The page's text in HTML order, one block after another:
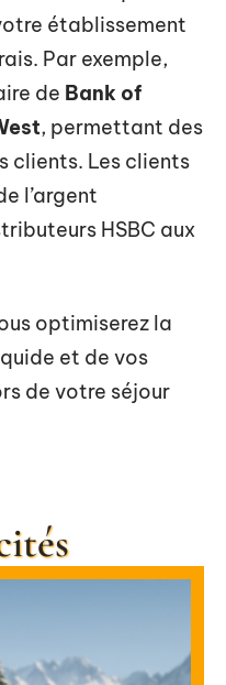
établissement
Par exemple,
de Bank of
, permettant des
clients. Les clients
l’argent
HSBC aux
optimiserez la
et de vos
de votre séjour